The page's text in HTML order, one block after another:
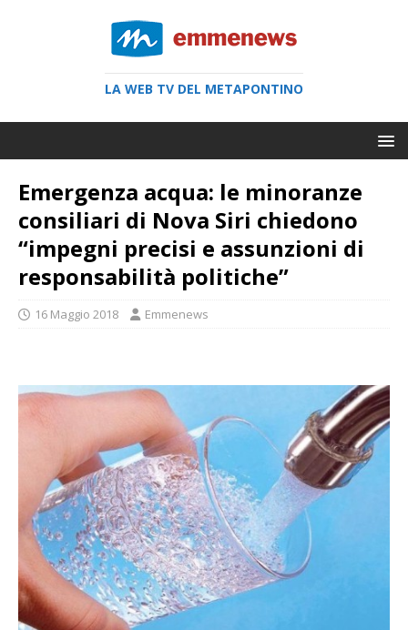
LA WEB TV DEL METAPONTINO
Emergenza acqua: le minoranze
consiliari di Nova Siri chiedono
“impegni precisi e assunzioni di
responsabilità politiche”
16 Maggio 2018 Emmenews